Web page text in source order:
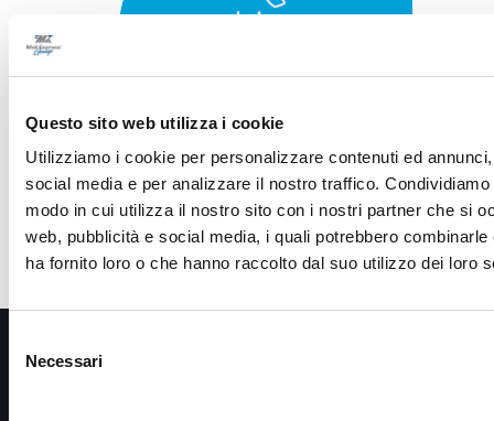
Questo sito web utilizza i cookie
Utilizziamo i cookie per personalizzare contenuti ed
social media e per analizzare il nostro traffico.
modo in cui utilizza il nostro sito con i nostri partner che si
web, pubblicità e social media, i quali potrebbero
ha fornito loro o che hanno raccolto dal suo utilizzo dei loro
delNecessari